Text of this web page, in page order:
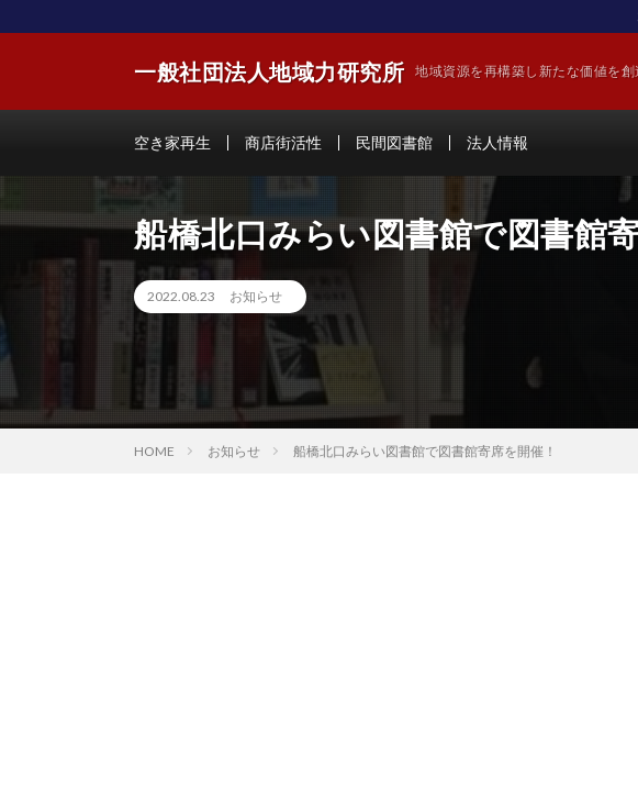
一般社団法人地域力研究所 地域資源を再構築し新たな価値を創
空き家再生 商店街活性 民間図書館 法人情報
船橋北口みらい図書館で図書館
2022.08.23 お知らせ
HOME お知らせ 船橋北口みらい図書館で図書館寄席を開催！